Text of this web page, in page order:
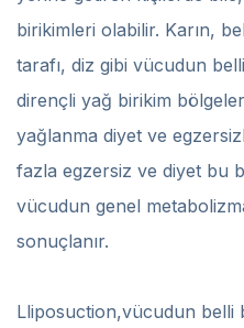
birikimleri olabilir. Karın,
tarafı, diz gibi vücudun
dirençli yağ birikim
yağlanma diyet ve
fazla egzersiz ve diyet bu
vücudun genel
sonuçlanır.
Lliposuction,vücudun belli